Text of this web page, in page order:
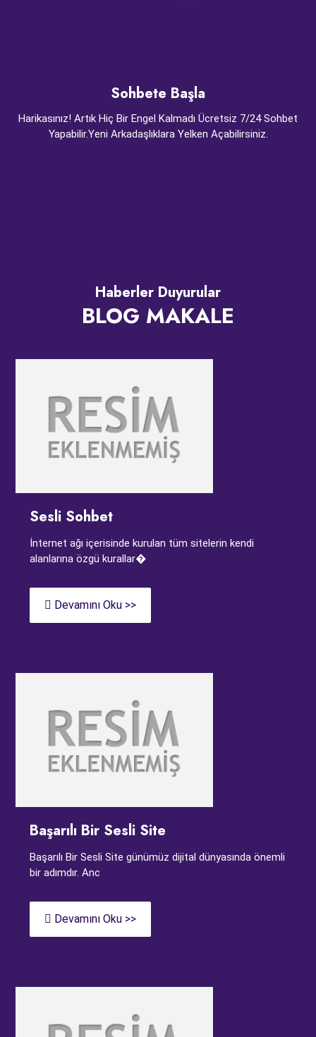
Sohbete Başla
Harikasınız! Artık Hiç Bir Engel Kalmadı Ücretsiz 7/24 Sohbet
Yapabilir.Yeni Arkadaşlıklara Yelken Açabilirsiniz.
Haberler Duyurular
BLOG MAKALE
Sesli Sohbet
İnternet ağı içerisinde kurulan tüm sitelerin kendi
alanlarına özgü kurallar�
Devamını Oku >>
Başarılı Bir Sesli Site
Başarılı Bir Sesli Site günümüz dijital dünyasında önemli
bir adımdır. Anc
Devamını Oku >>